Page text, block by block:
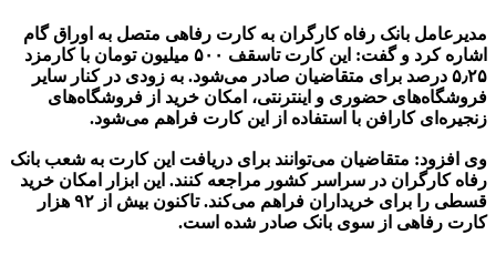
مدیرعامل بانک رفاه کارگران به کارت رفاهی متصل به اوراق گام
اشاره کرد و گفت: این کارت تاسقف ۵۰۰ میلیون تومان با کارمزد
۵٫۲۵ درصد برای متقاضیان صادر می‌شود. به زودی در کنار سایر
فروشگاه‌های حضوری و اینترنتی، امکان خرید از فروشگاه‌های
زنجیره‌ای کارافن با استفاده از این کارت فراهم می‌شود.
وی افزود: متقاضیان می‌توانند برای دریافت این کارت به شعب بانک
رفاه کارگران در سراسر کشور مراجعه کنند. این ابزار امکان خرید
قسطی را برای خریداران فراهم می‌کند. تاکنون بیش از ۹۲ هزار
کارت رفاهی از سوی بانک صادر شده است.